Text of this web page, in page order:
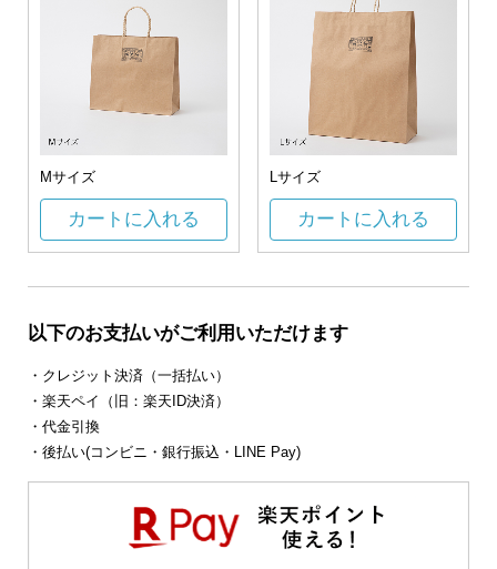
Mサイズ
カートに入れる
Lサイズ
カートに入れる
以下のお支払いがご利用いただけます
・クレジット決済（一括払い）
・楽天ペイ（旧：楽天ID決済）
・代金引換
・後払い(コンビニ・銀行振込・LINE Pay)